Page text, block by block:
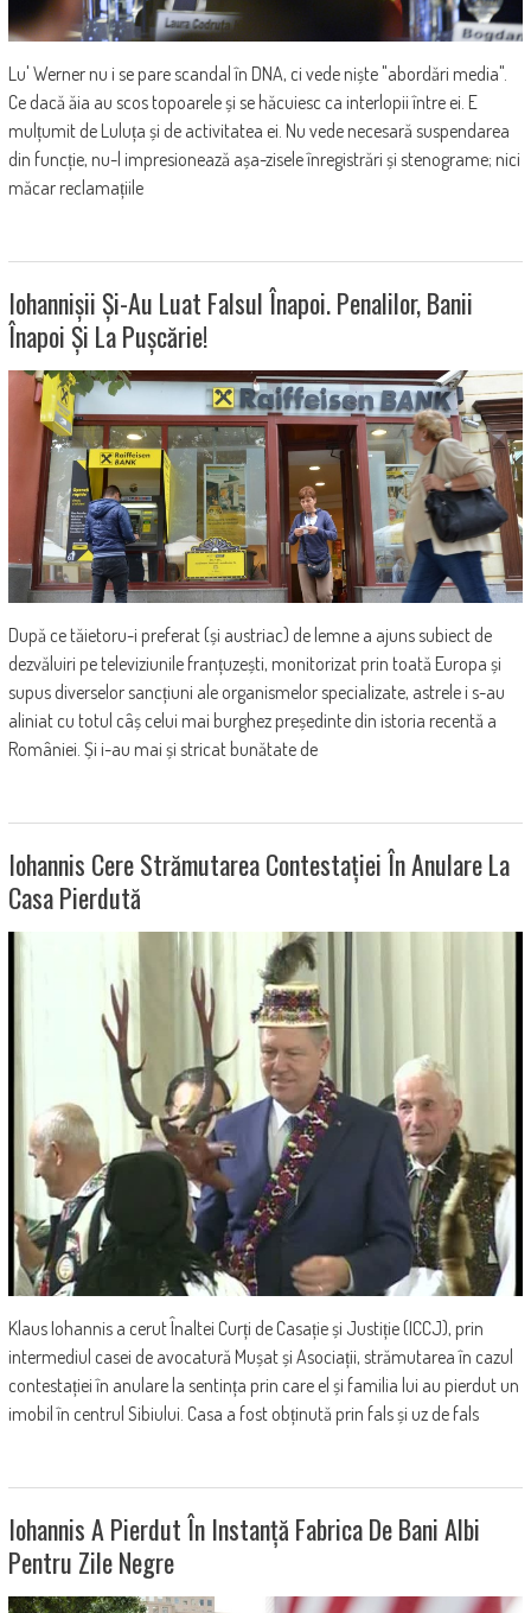
Lu' Werner nu i se pare scandal în DNA, ci vede niște "abordări media".
Ce dacă ăia au scos topoarele și se hăcuiesc ca interlopii între ei. E
mulțumit de Luluța și de activitatea ei. Nu vede necesară suspendarea
din funcție, nu-l impresionează așa-zisele înregistrări și stenograme; nici
măcar reclamațiile
Iohannișii Și-Au Luat Falsul Înapoi. Penalilor, Banii
Înapoi Și La Pușcărie!
După ce tăietoru-i preferat (și austriac) de lemne a ajuns subiect de
dezvăluiri pe televiziunile franțuzești, monitorizat prin toată Europa și
supus diverselor sancțiuni ale organismelor specializate, astrele i s-au
aliniat cu totul câș celui mai burghez președinte din istoria recentă a
României. Și i-au mai și stricat bunătate de
Iohannis Cere Strămutarea Contestației În Anulare La
Casa Pierdută
Klaus Iohannis a cerut Înaltei Curți de Casație și Justiție (ICCJ), prin
intermediul casei de avocatură Mușat și Asociații, strămutarea în cazul
contestației în anulare la sentința prin care el și familia lui au pierdut un
imobil în centrul Sibiului. Casa a fost obținută prin fals și uz de fals
Iohannis A Pierdut În Instanță Fabrica De Bani Albi
Pentru Zile Negre